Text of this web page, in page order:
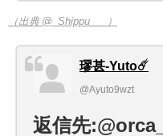
（出典 @_Shippu___）
璆甚-Yuto☄️
@Ayuto9wzt
返信先